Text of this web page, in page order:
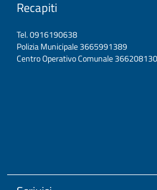
Recapiti
Tel. 0916190638
Polizia Municipale 3665991389
Centro Operativo Comunale